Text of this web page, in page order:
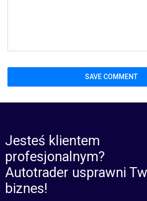
Jesteś klientem
profesjonalnym?
Autotrader usprawni
biznes!